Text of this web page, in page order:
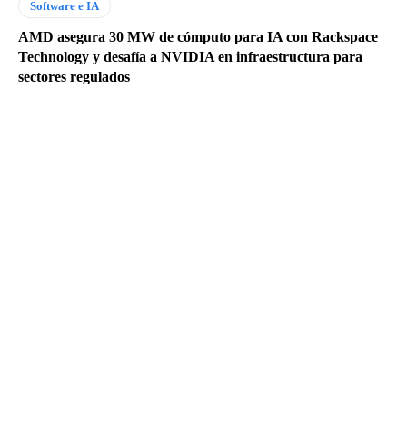
Software e IA
AMD asegura 30 MW de cómputo para IA con Rackspace
Technology y desafía a NVIDIA en infraestructura para
sectores regulados